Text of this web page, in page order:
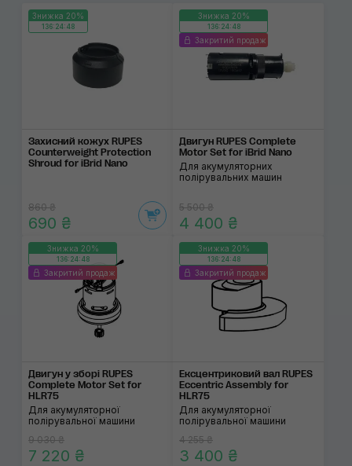
Знижка 20%
136:24:48
Захисний кожух RUPES
Counterweight Protection
Shroud for iBrid Nano
860 ₴
690 ₴
Знижка 20%
136:24:48
Закритий продаж
Двигун RUPES Complete
Motor Set for iBrid Nano
Для акумуляторних
полірувальних машин
5 500 ₴
4 400 ₴
Знижка 20%
136:24:48
Закритий продаж
Двигун у зборі RUPES
Complete Motor Set for
HLR75
Для акумуляторної
полірувальної машини
9 030 ₴
7 220 ₴
Знижка 20%
136:24:48
Закритий продаж
Ексцентриковий вал RUPES
Eccentric Assembly for
HLR75
Для акумуляторної
полірувальної машини
4 255 ₴
3 400 ₴